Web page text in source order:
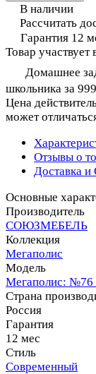
В наличии
Рассчитать
Гарантия 12
Товар участвует
Домашнее
школьника за
Цена
может
Отзывы о
Доставка и
Основные
Производитель
СОЮЗМЕБЕЛЬ
Коллекция
Мегаполис
Модель
Мегаполис: №76
Страна
Россия
Гарантия
12 мес
Стиль
Современный